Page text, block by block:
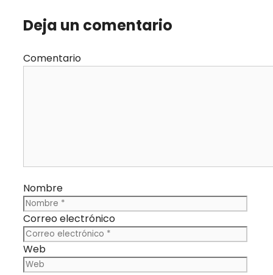
Deja un comentario
Comentario
Nombre
Correo electrónico
Web